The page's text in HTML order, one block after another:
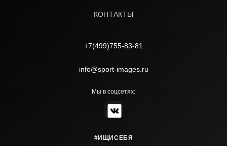
КОНТАКТЫ
+7(499)755-83-81
info@sport-images.ru
Мы в соцсетях:
#ИЩИСЕБЯ